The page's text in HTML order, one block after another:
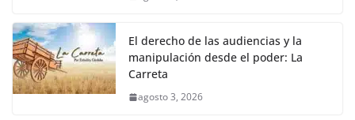
El derecho de las audiencias y la
manipulación desde el poder: La
Carreta
agosto 3, 2026